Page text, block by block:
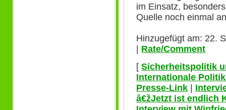
im Einsatz,
Quelle noch einmal
Hinzugefügt am: 22.
| Rate/Comment
[Sicherheitspolitik
Internationale
Presse-Link
â€žJetzt ist endlich